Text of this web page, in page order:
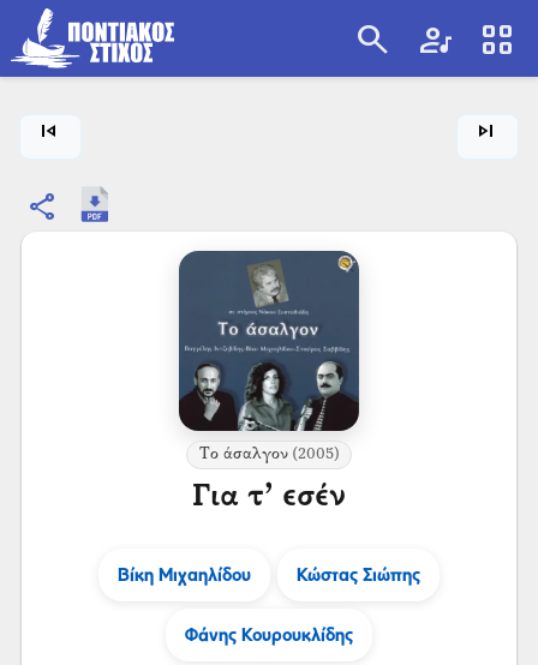
search artist view_cozy
skip_previous skip_next
share
Το άσαλγον(2005)
Για τ’ εσέν
Βίκη Μιχαηλίδου Κώστας Σιώπης
Φάνης Κουρουκλίδης